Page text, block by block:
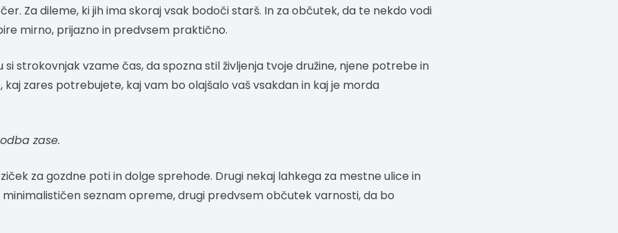
Za dileme, ki jih ima skoraj vsak bodoči starš. In za občutek, da te nekdo vodi
mirno, prijazno in predvsem praktično.
strokovnjak vzame čas, da spozna stil življenja tvoje družine, njene potrebe in
kaj zares potrebujete, kaj vam bo olajšalo vaš vsakdan in kaj je morda
zase.
za gozdne poti in dolge sprehode. Drugi nekaj lahkega za mestne ulice in
minimalističen seznam opreme, drugi predvsem občutek varnosti, da bo